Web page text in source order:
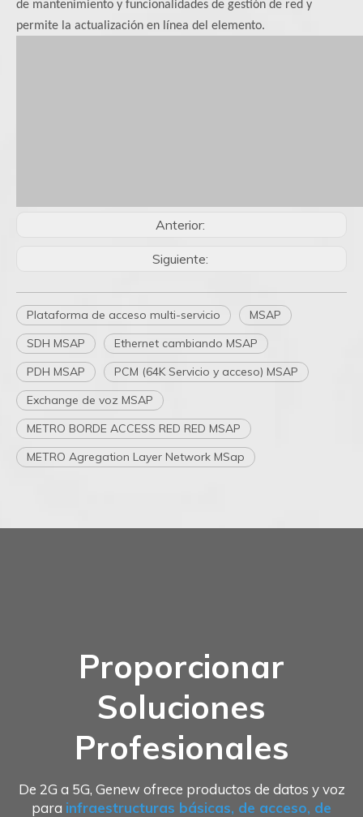
de mantenimiento y funcionalidades de gestión de red y
permite la actualización en línea del elemento.
Anterior:
Siguiente:
Plataforma de acceso multi-servicio
MSAP
SDH MSAP
Ethernet cambiando MSAP
PDH MSAP
PCM (64K Servicio y acceso) MSAP
Exchange de voz MSAP
METRO BORDE ACCESS RED RED MSAP
METRO Agregation Layer Network MSap
Proporcionar
Soluciones
Profesionales
De 2G a 5G, Genew ofrece productos de datos y voz
para infraestructuras básicas, de acceso, de